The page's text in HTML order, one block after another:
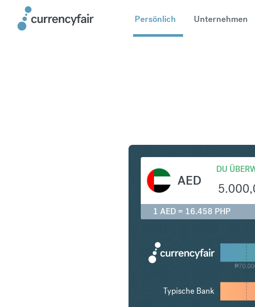
Persönlich Unternehmen
AED
DU
1 AED = 16.458 PHP
Typische Bank